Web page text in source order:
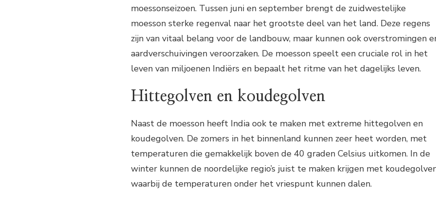
moessonseizoen. Tussen juni en september brengt de zuidwestelijke
moesson sterke regenval naar het grootste deel van het land. Deze regens
zijn van vitaal belang voor de landbouw, maar kunnen ook overstromingen
aardverschuivingen veroorzaken. De moesson speelt een cruciale rol in het
leven van miljoenen Indiërs en bepaalt het ritme van het dagelijks leven.
Hittegolven en koudegolven
Naast de moesson heeft India ook te maken met extreme hittegolven en
koudegolven. De zomers in het binnenland kunnen zeer heet worden, met
temperaturen die gemakkelijk boven de 40 graden Celsius uitkomen. In de
winter kunnen de noordelijke regio’s juist te maken krijgen met
waarbij de temperaturen onder het vriespunt kunnen dalen.